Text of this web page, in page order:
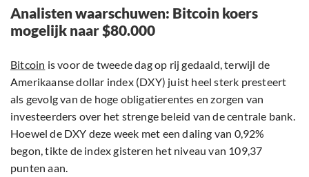
Analisten waarschuwen: Bitcoin koers
mogelijk naar $80.000
Bitcoin is voor de tweede dag op rij gedaald, terwijl de
Amerikaanse dollar index (DXY) juist heel sterk presteert
als gevolg van de hoge obligatierentes en zorgen van
investeerders over het strenge beleid van de centrale bank.
Hoewel de DXY deze week met een daling van 0,92%
begon, tikte de index gisteren het niveau van 109,37
punten aan.